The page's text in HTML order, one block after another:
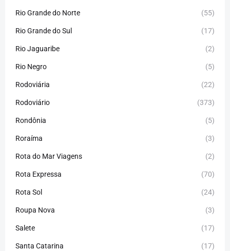
Rio Grande do Norte (55)
Rio Grande do Sul (17)
Rio Jaguaribe (2)
Rio Negro (5)
Rodoviária (22)
Rodoviário (373)
Rondônia (5)
Roraíma (3)
Rota do Mar Viagens (2)
Rota Expressa (70)
Rota Sol (24)
Roupa Nova (3)
Salete (17)
Santa Catarina (17)